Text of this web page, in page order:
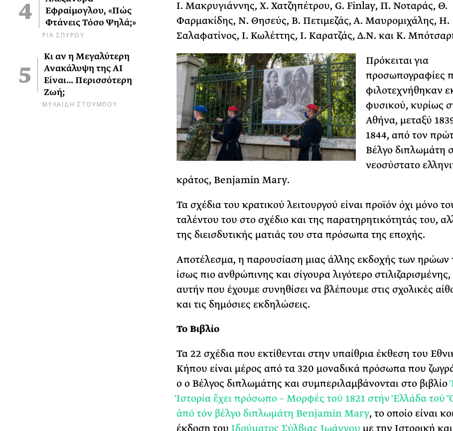
Εφραίμογλου, «Πώς
Φτάνεις Τόσο Ψηλά;»
ΡΙΑ ΣΠΥΡΟΥ
Κι αν η Μεγαλύτερη
Ανακάλυψη της AI
Είναι… Περισσότερη
Ζωή;
ΜΥΛΑΙΔΗ ΣΤΟΥΜΠΟΥ
Ι. Μακρυγιάννης, Χ. Χατζηπέτρου, G. Finlay, Π. Νοταράς, Θ.
Φαρμακίδης, Ν. Θησεύς, Β. Πετιμεζάς, Α. Μαυρομιχάλης, Η.
Σαλαφατίνος, Ι. Κωλέττης, Ι. Καρατζάς, Δ.Ν. και Κ.
Πρόκειται για
προσωπογραφίες
φιλοτεχνήθηκαν
φυσικού, κυρίως
Αθήνα, μεταξύ
1844, από τον
Βέλγο διπλωμάτη
νεοσύστατο
κράτος, Benjamin Mary.
Τα σχέδια του κρατικού λειτουργού είναι προϊόν όχι μόνο
ταλέντου του στο σχέδιο και της παρατηρητικότητάς του,
της διεισδυτικής ματιάς του στα πρόσωπα της εποχής.
Αποτέλεσμα, η παρουσίαση μιας άλλης εκδοχής των ηρώων
ίσως πιο ανθρώπινης και σίγουρα λιγότερο
αυτήν που έχουμε συνηθίσει να βλέπουμε στις σχολικές
και τις δημόσιες εκδηλώσεις.
Το Βιβλίο
Τα 22 σχέδια που εκτίθενται στην υπαίθρια έκθεση του
Κήπου είναι μέρος από τα 320 μοναδικά πρόσωπα που
ο ο Βέλγος διπλωμάτης και συμπεριλαμβάνονται στο βιβλίο
Ἱστορία ἔχει πρόσωπο – Μορφές τοῦ 1821 στήν Ἑλλάδα τοῦ
ἀπό τόν βέλγο διπλωμάτη Benjamin Mary, το οποίο είναι